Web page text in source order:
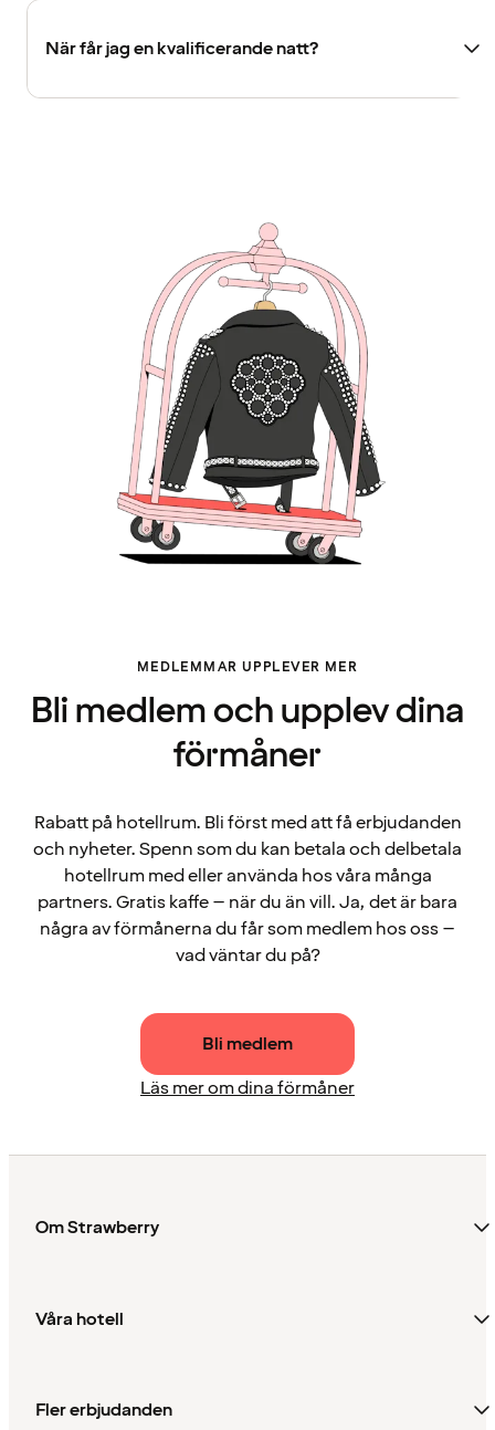
När får jag en kvalificerande natt?
MEDLEMMAR UPPLEVER MER
Bli medlem och upplev dina
förmåner
Rabatt på hotellrum. Bli först med att få erbjudanden
och nyheter. Spenn som du kan betala och delbetala
hotellrum med eller använda hos våra många
partners. Gratis kaffe – när du än vill. Ja, det är bara
några av förmånerna du får som medlem hos oss –
vad väntar du på?
Bli medlem
Läs mer om dina förmåner
Om Strawberry
Våra hotell
Fler erbjudanden